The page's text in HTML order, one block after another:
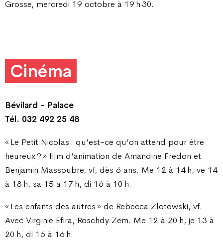
Grosse, mercredi 19 octobre à 19 h 30.
Cinéma
Bévilard - Palace
Tél. 032 492 25 48
« Le Petit Nicolas : qu’est-ce qu’on attend pour être
heureux ? » film d’animation de Amandine Fredon et
Benjamin Massoubre, vf, dès 6 ans. Me 12 à 14 h, ve 14
à 18 h, sa 15 à 17 h, di 16 à 10 h.
« Les enfants des autres » de Rebecca Zlotowski, vf.
Avec Virginie Efira, Roschdy Zem. Me 12 à 20 h, je 13 à
20 h, di 16 à 16 h.